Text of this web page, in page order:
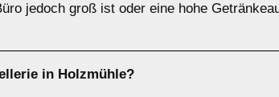
jedoch groß ist oder eine hohe
in Holzmühle?